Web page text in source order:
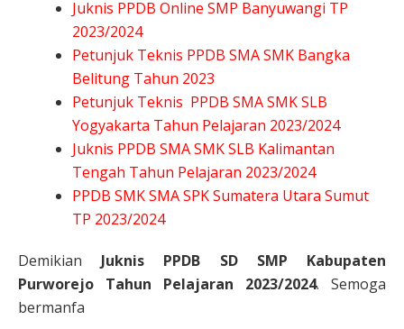
Juknis PPDB Online SMP Banyuwangi TP
2023/2024
Petunjuk Teknis PPDB SMA SMK Bangka
Belitung Tahun 2023
Petunjuk Teknis PPDB SMA SMK SLB
Yogyakarta Tahun Pelajaran 2023/2024
Juknis PPDB SMA SMK SLB Kalimantan
Tengah Tahun Pelajaran 2023/2024
PPDB SMK SMA SPK Sumatera Utara Sumut
TP 2023/2024
Demikian Juknis PPDB SD SMP Kabupaten
Purworejo Tahun Pelajaran 2023/2024. Semoga
bermanfa